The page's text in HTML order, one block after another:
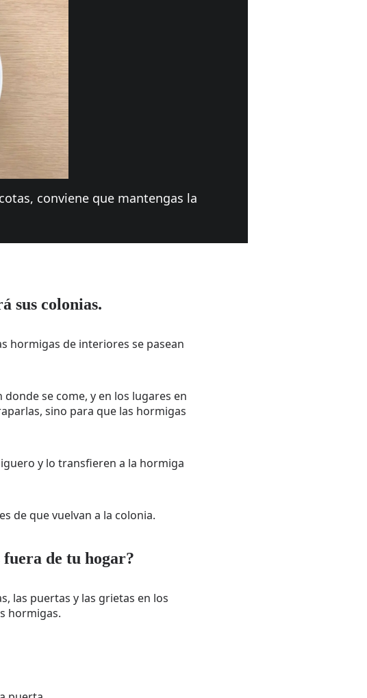
conviene que mantengas la
sus colonias.
hormigas de interiores se pasean
se come, y en los lugares en
sino para que las hormigas
y lo transfieren a la hormiga
de que vuelvan a la colonia.
de tu hogar?
las puertas y las grietas en los
hormigas.